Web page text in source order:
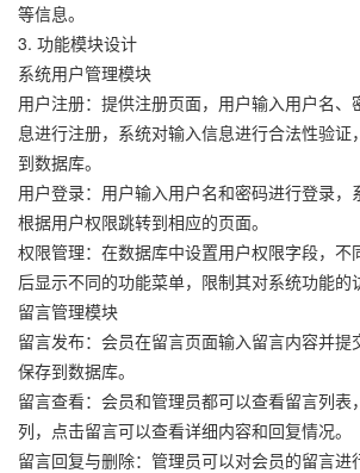
等信息。
3. 功能模块设计
系统用户管理模块
用户注册：提供注册页面，用户输入用户名、
息进行注册，系统对输入信息进行合法性验证
到数据库。
用户登录：用户输入用户名和密码进行登录，
根据用户权限跳转到相应的页面。
权限管理：在数据库中设置用户权限字段，不
后显示不同的功能菜单，限制其对系统功能的
留言管理模块
留言发布：会员在留言页面输入留言内容并提
保存到数据库。
留言查看：会员和管理员都可以查看留言列表
列，点击留言可以查看详细内容和回复情况。
留言回复与删除：管理员可以对会员的留言进